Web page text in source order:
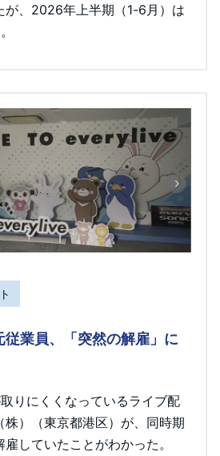
が、2026年上半期（1-6月）は
従業員、「突然の解雇」に
りにくくなっているライブ配
株）（東京都港区）が、同時期
雇していたことがわかった。